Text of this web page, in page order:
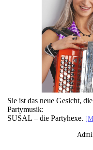
Sie ist das neue Gesicht,
Partymusik:
SUSAL – die Partyhexe.